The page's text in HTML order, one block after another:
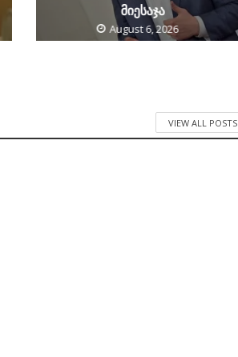
მიესაჯა
August 6, 2026
VIEW ALL POSTS